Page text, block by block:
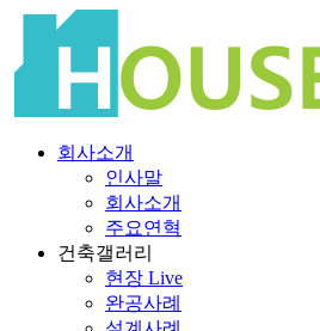
회사소개
인사말
회사소개
주요연혁
건축갤러리
현장 Live
완공사례